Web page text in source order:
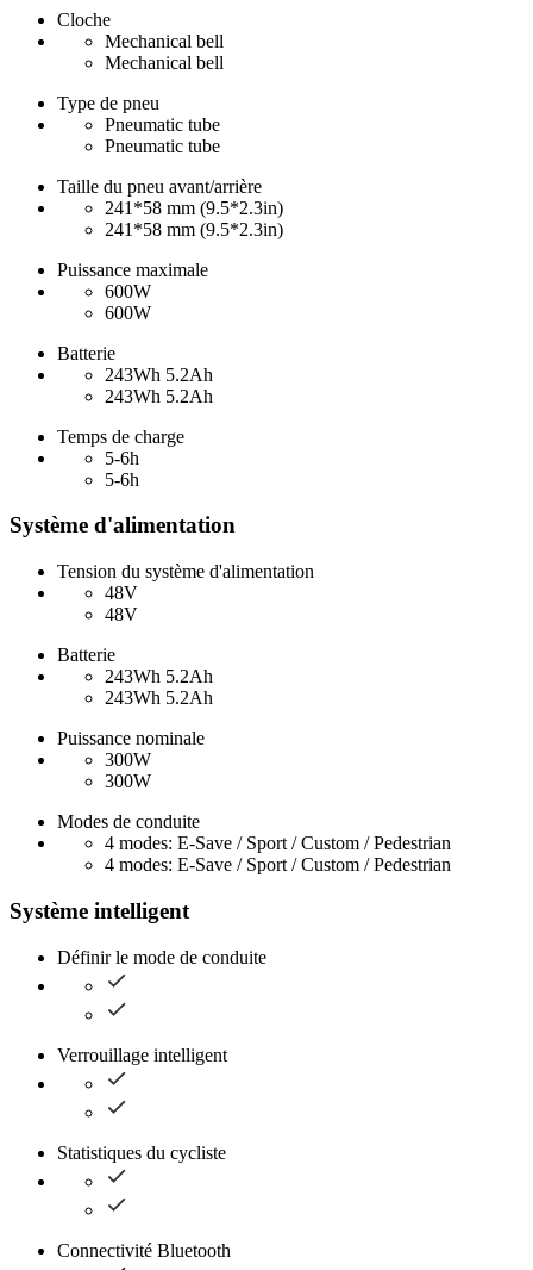
Cloche
Mechanical bell
Mechanical bell
Type de pneu
Pneumatic tube
Pneumatic tube
Taille du pneu avant/arrière
241*58 mm (9.5*2.3in)
241*58 mm (9.5*2.3in)
Puissance maximale
600W
600W
Batterie
243Wh 5.2Ah
243Wh 5.2Ah
Temps de charge
5-6h
5-6h
Système d'alimentation
Tension du système d'alimentation
48V
48V
Batterie
243Wh 5.2Ah
243Wh 5.2Ah
Puissance nominale
300W
300W
Modes de conduite
4 modes: E-Save / Sport / Custom / Pedestrian
4 modes: E-Save / Sport / Custom / Pedestrian
Système intelligent
Définir le mode de conduite
Verrouillage intelligent
Statistiques du cycliste
Connectivité Bluetooth